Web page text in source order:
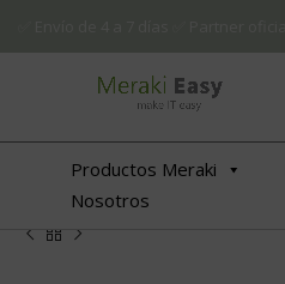
Productos Meraki
Nosotros